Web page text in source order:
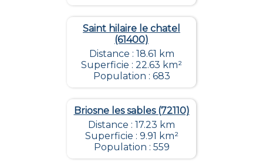
Saint hilaire le chatel
(61400)
Distance : 18.61 km
Superficie : 22.63 km²
Population : 683
Briosne les sables (72110)
Distance : 17.23 km
Superficie : 9.91 km²
Population : 559